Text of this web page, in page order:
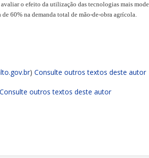
o efeito da utilização das tecnologias mais
60% na demanda total de mão-de-obra agrícola.
) Consulte outros textos deste autor
Consulte outros textos deste autor